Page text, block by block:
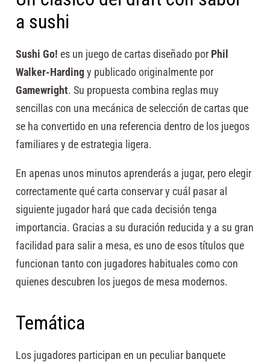
a sushi
Sushi Go! es un juego de cartas diseñado por Phil
Walker-Harding y publicado originalmente por
Gamewright. Su propuesta combina reglas muy
sencillas con una mecánica de selección de cartas que
se ha convertido en una referencia dentro de los juegos
familiares y de estrategia ligera.
En apenas unos minutos aprenderás a jugar, pero elegir
correctamente qué carta conservar y cuál pasar al
siguiente jugador hará que cada decisión tenga
importancia. Gracias a su duración reducida y a su gran
facilidad para salir a mesa, es uno de esos títulos que
funcionan tanto con jugadores habituales como con
quienes descubren los juegos de mesa modernos.
Temática
Los jugadores participan en un peculiar banquete